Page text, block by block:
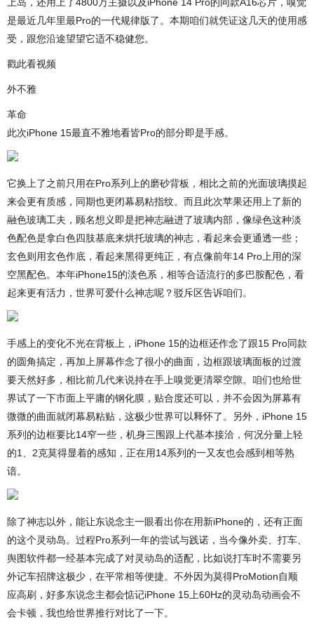
是最近几年里最Pro的一代规律版了。本期咱们就凭证这几天的使用感
受，跟您沿途望望它适不稳健您。
戳此看视频
外不雅
革命
此次iPhone 15最直不雅地看皆Pro的部分即是手感。
它换上了之前只用在Pro系列上的磨砂背板，相比之前的光面玻璃摸起
来会更有质感，同期也更闭幕易粘指纹。而且此次苹果还用上了新的
融色玻璃工夫，顾名想义即是把神志融进了玻璃内部，像绿色这种淡
色配色是拿白色四肢基底来烘托玻璃的神志，看起来会更通透一些；
玄色则用玄色作底，看起来黑得更纯正，有点像前年14 Pro上用的深
空黑配色。本年iPhone15的淡色系，相等合适流行的多巴胺配色，看
起来更有活力，世界可爱什么神志呢？驳斥区告诉咱们。
手感上的变化不光在背板上，iPhone 15的边框还作念了跟15 Pro同款
的圆角搞定，再加上屏幕作念了很小的曲面，边框跟玻璃面板的过渡
要天然好多，相比前几代来说持在手上嗅觉更清翠空隙。咱们也给世
界试了一下市面上平庸的钢化膜，贴合度还可以，并不会因为屏幕有
微微的曲面就闭幕易粘贴，这极少世界可以释怀了。另外，iPhone 15
系列的边框要比14窄一些，机身三围跟上代基本接洽，何况分量上轻
的1、2克莫得显着的感知，正在用14系列的一又友也会感到相等熟
谙。
除了神志以外，能让东说念主一眼看出你在用新iPhone的，还有正面
的这个灵动岛。过程Pro系列一年的尝试与践诺，当今像外卖、打车、
舆图软件都一经基本完成了对灵动岛的适配，比如说打车时不需要另
外记车招牌这极少，在平常相等便捷。不外因为莫得ProMotion自顺
应高刷，好多东说念主都会惦记iPhone 15上60Hz的灵动岛动画会不
会卡顿，我也给世界推行对比了一下。